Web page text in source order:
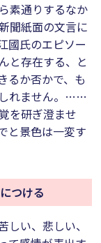
素通りするなか
聞紙面の文言に
國氏のエピソー
と存在する、と
るか否かで、も
しれません。……
を研ぎ澄ませ
と景色は一変す
つける
しい、悲しい、